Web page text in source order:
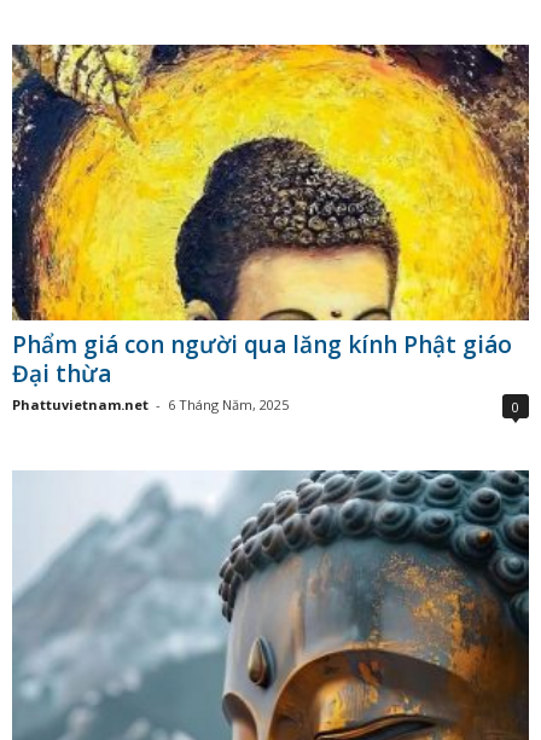
Phẩm giá con người qua lăng kính Phật giáo
Đại thừa
Phattuvietnam.net - 6 Tháng Năm, 2025 0